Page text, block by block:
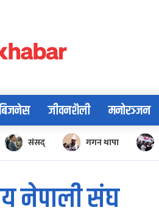
जीवनशैली मनोरञ्जन
संसद् गगन थापा
नेपाली संघ